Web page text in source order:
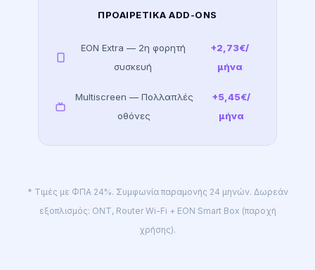
ΠΡΟΑΙΡΕΤΙΚΆ ADD-ONS
EON Extra — 2η φορητή
συσκευή
+2,73€/
μήνα
Multiscreen — Πολλαπλές
οθόνες
+5,45€/
μήνα
* Τιμές με ΦΠΑ 24%. Συμφωνία παραμονής 24 μηνών. Δωρεάν
εξοπλισμός: ONT, Router Wi-Fi + EON Smart Box (παροχή
χρήσης).